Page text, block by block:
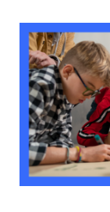
MATEMATIK